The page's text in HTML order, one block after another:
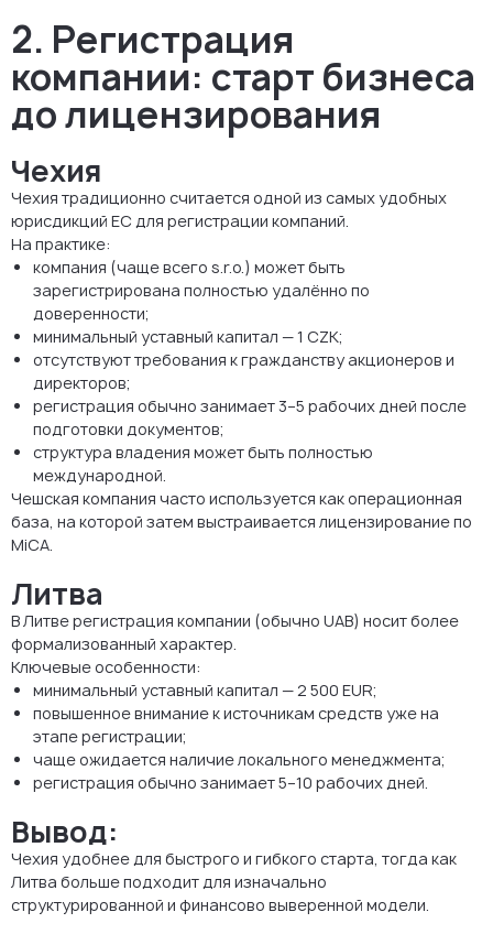
2. Регистрация
компании: старт бизнеса
до лицензирования
Чехия
Чехия традиционно считается одной из самых удобных
юрисдикций ЕС для регистрации компаний.
На практике:
компания (чаще всего s.r.o.) может быть
зарегистрирована полностью удалённо по
доверенности;
минимальный уставный капитал — 1 CZK;
отсутствуют требования к гражданству акционеров и
директоров;
регистрация обычно занимает 3–5 рабочих дней после
подготовки документов;
структура владения может быть полностью
международной.
Чешская компания часто используется как операционная
база, на которой затем выстраивается лицензирование по
MiCA.
Литва
В Литве регистрация компании (обычно UAB) носит более
формализованный характер.
Ключевые особенности:
минимальный уставный капитал — 2 500 EUR;
повышенное внимание к источникам средств уже на
этапе регистрации;
чаще ожидается наличие локального менеджмента;
регистрация обычно занимает 5–10 рабочих дней.
Вывод:
Чехия удобнее для быстрого и гибкого старта, тогда как
Литва больше подходит для изначально
структурированной и финансово выверенной модели.